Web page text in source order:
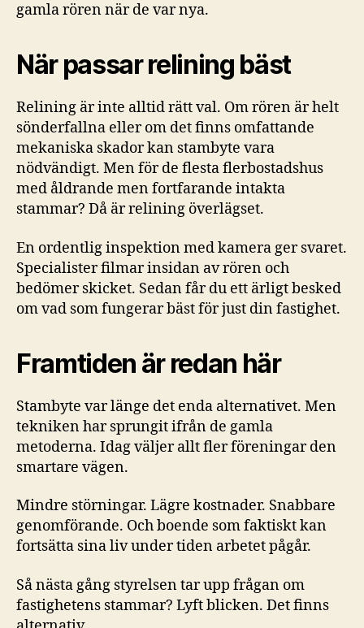
gamla rören när de var nya.
När passar relining bäst
Relining är inte alltid rätt val. Om rören är helt
sönderfallna eller om det finns omfattande
mekaniska skador kan stambyte vara
nödvändigt. Men för de flesta flerbostadshus
med åldrande men fortfarande intakta
stammar? Då är relining överlägset.
En ordentlig inspektion med kamera ger svaret.
Specialister filmar insidan av rören och
bedömer skicket. Sedan får du ett ärligt besked
om vad som fungerar bäst för just din fastighet.
Framtiden är redan här
Stambyte var länge det enda alternativet. Men
tekniken har sprungit ifrån de gamla
metoderna. Idag väljer allt fler föreningar den
smartare vägen.
Mindre störningar. Lägre kostnader. Snabbare
genomförande. Och boende som faktiskt kan
fortsätta sina liv under tiden arbetet pågår.
Så nästa gång styrelsen tar upp frågan om
fastighetens stammar? Lyft blicken. Det finns